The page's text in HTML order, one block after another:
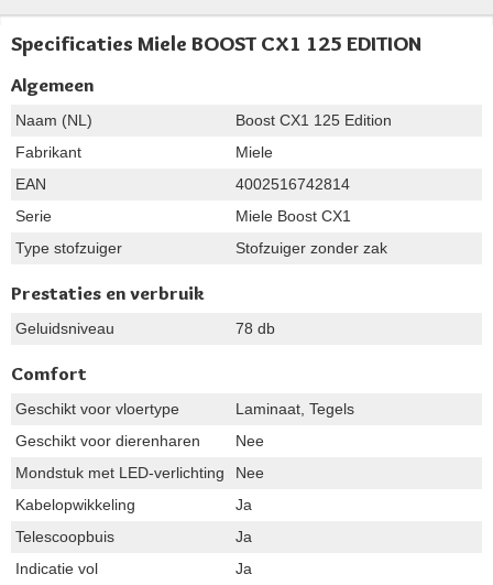
Specificaties Miele BOOST CX1 125 EDITION
Algemeen
Naam (NL)
Boost CX1 125 Edition
Fabrikant
Miele
EAN
4002516742814
Serie
Miele Boost CX1
Type stofzuiger
Stofzuiger zonder zak
Prestaties en verbruik
Geluidsniveau 78 db
Comfort
Geschikt voor vloertype
Laminaat, Tegels
Geschikt voor dierenharen
Nee
Mondstuk met LED-verlichting
Nee
Kabelopwikkeling
Ja
Telescoopbuis
Ja
Indicatie vol
Ja